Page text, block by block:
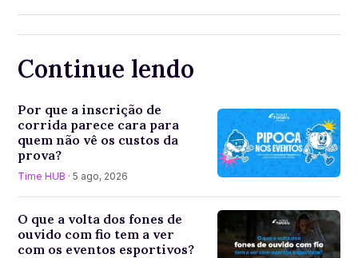
Continue lendo
Por que a inscrição de
corrida parece cara para
quem não vê os custos da
prova?
Time HUB · 5 ago, 2026
O que a volta dos fones de
ouvido com fio tem a ver
com os eventos esportivos?